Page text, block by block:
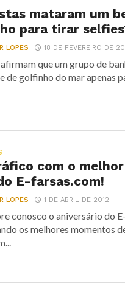
mataram um
para tirar
LOPES 18 DE FEVEREIRO DE
que um grupo de
de golfinho do mar apenas
com o melhor
E-farsas.com!
LOPES 1 DE ABRIL DE 2012
conosco o aniversário do
os melhores momentos